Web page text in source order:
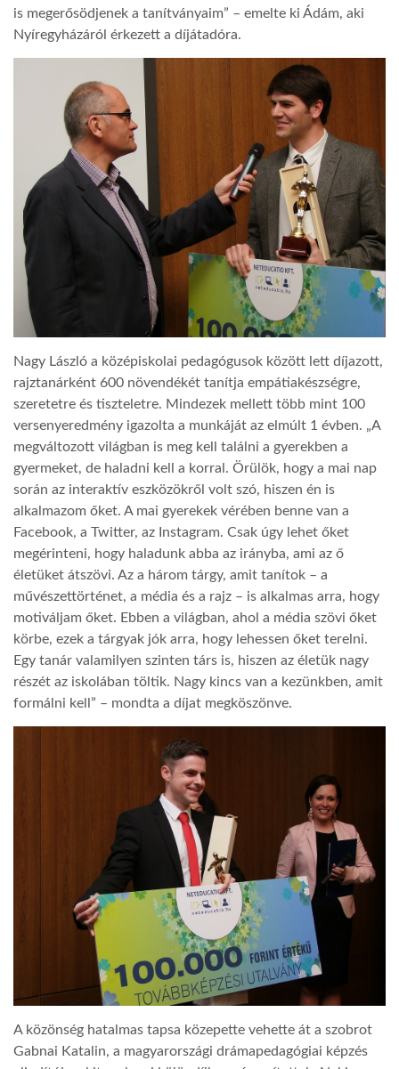
is megerősödjenek a tanítványaim” – emelte ki Ádám, aki
Nyíregyházáról érkezett a díjátadóra.
Nagy László a középiskolai pedagógusok között lett díjazott,
rajztanárként 600 növendékét tanítja empátiakészségre,
szeretetre és tiszteletre. Mindezek mellett több mint 100
versenyeredmény igazolta a munkáját az elmúlt 1 évben. „A
megváltozott világban is meg kell találni a gyerekben a
gyermeket, de haladni kell a korral. Örülök, hogy a mai nap
során az interaktív eszközökről volt szó, hiszen én is
alkalmazom őket. A mai gyerekek vérében benne van a
Facebook, a Twitter, az Instagram. Csak úgy lehet őket
megérinteni, hogy haladunk abba az irányba, ami az ő
életüket átszövi. Az a három tárgy, amit tanítok – a
művészettörténet, a média és a rajz – is alkalmas arra, hogy
motiváljam őket. Ebben a világban, ahol a média szövi őket
körbe, ezek a tárgyak jók arra, hogy lehessen őket terelni.
Egy tanár valamilyen szinten társ is, hiszen az életük nagy
részét az iskolában töltik. Nagy kincs van a kezünkben, amit
formálni kell” – mondta a díjat megköszönve.
A közönség hatalmas tapsa közepette vehette át a szobrot
Gabnai Katalin, a magyarországi drámapedagógiai képzés